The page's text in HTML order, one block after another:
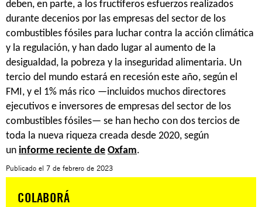
deben, en parte, a los fructíferos esfuerzos realizados
durante decenios por las empresas del sector de los
combustibles fósiles para luchar contra la acción climática
y la regulación, y han dado lugar al aumento de la
desigualdad, la pobreza y la inseguridad alimentaria. Un
tercio del mundo estará en recesión este año, según el
FMI, y el 1% más rico —incluidos muchos directores
ejecutivos e inversores de empresas del sector de los
combustibles fósiles— se han hecho con dos tercios de
toda la nueva riqueza creada desde 2020, según
un informe reciente de Oxfam.
Publicado el 7 de febrero de 2023
COLABORÁ